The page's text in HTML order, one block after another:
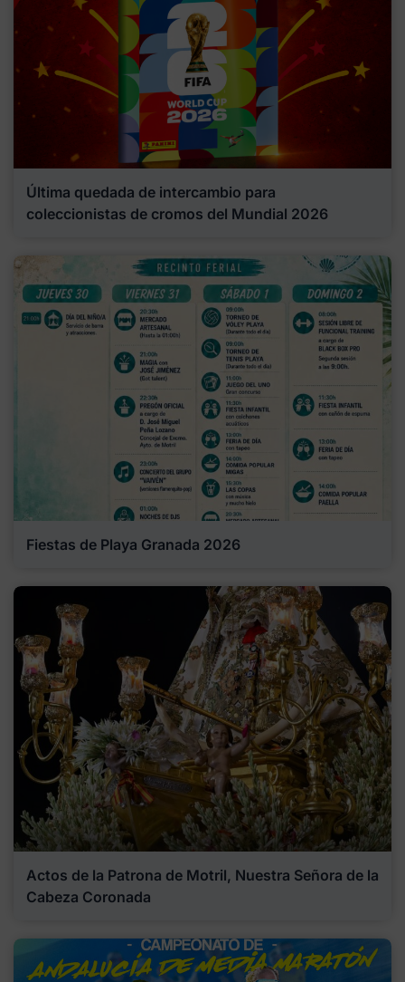
Última quedada de intercambio para
coleccionistas de cromos del Mundial 2026
Fiestas de Playa Granada 2026
Actos de la Patrona de Motril, Nuestra Señora de la
Cabeza Coronada